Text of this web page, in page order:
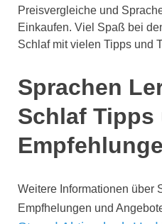
Preisvergleiche und
Einkaufen. Viel Spaß bei
Schlaf mit vielen Tipps und
Sprachen
Schlaf Tipps
Weitere Informationen über
Empfhelungen und